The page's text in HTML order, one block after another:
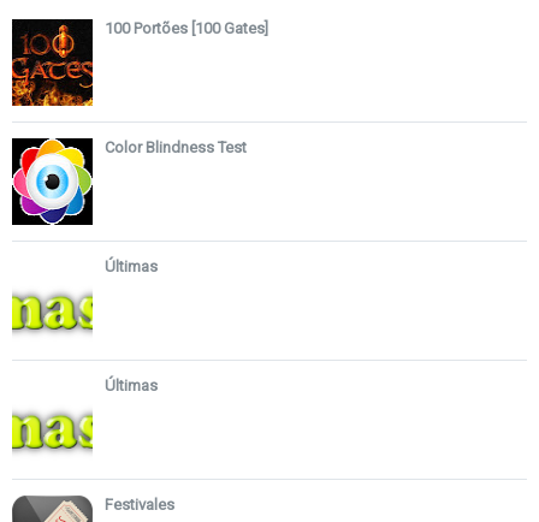
100 Portões [100 Gates]
Color Blindness Test
Últimas
Últimas
Festivales